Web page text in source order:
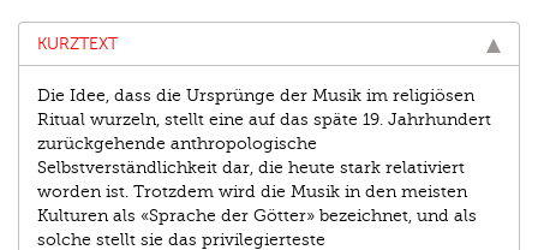
KURZTEXT
Die Idee, dass die Ursprünge der Musik im religiösen
Ritual wurzeln, stellt eine auf das späte 19. Jahrhundert
zurückgehende anthropologische
Selbstverständlichkeit dar, die heute stark relativiert
worden ist. Trotzdem wird die Musik in den meisten
Kulturen als «Sprache der Götter» bezeichnet, und als
solche stellt sie das privilegierteste